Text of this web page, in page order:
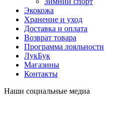
Экокожа
Хранение и уход
Доставка и оплата
Возврат товара
Программа лояльности
ЛукБук
Магазины
Контакты
Наши социальные медиа